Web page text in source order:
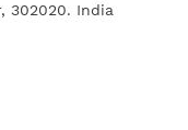
302020. India